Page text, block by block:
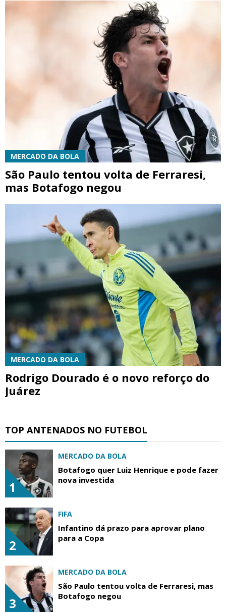
MERCADO DA BOLA
São Paulo tentou volta de Ferraresi,
mas Botafogo negou
MERCADO DA BOLA
Rodrigo Dourado é o novo reforço do
Juárez
TOP ANTENADOS NO FUTEBOL
1
MERCADO DA BOLA
Botafogo quer Luiz Henrique e pode fazer
nova investida
2
FIFA
Infantino dá prazo para aprovar plano
para a Copa
3
MERCADO DA BOLA
São Paulo tentou volta de Ferraresi, mas
Botafogo negou